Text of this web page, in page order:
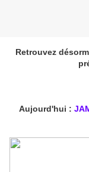
Retrouvez
Aujourd'hui :